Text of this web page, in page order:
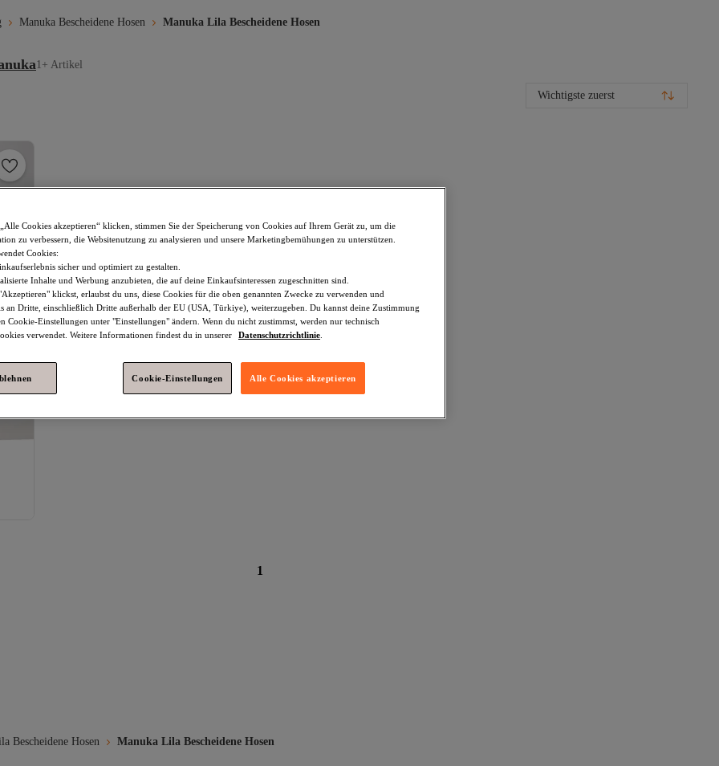
Manuka Bescheidene Hosen Manuka Lila Bescheidene Hosen
1+ Artikel
Wichtigste zuerst
1
Bescheidene Hosen Manuka Lila Bescheidene Hosen
Cookies akzeptieren“ klicken, stimmen Sie der Speicherung von Cookies auf Ihrem Gerät zu, um die
zu verbessern, die Websitenutzung zu analysieren und unsere Marketingbemühungen zu unterstützen.
Cookies:
sicher und optimiert zu gestalten.
Inhalte und Werbung anzubieten, die auf deine Einkaufsinteressen zugeschnitten sind.
klickst, erlaubst du uns, diese Cookies für die oben genannten Zwecke zu verwenden und
an Dritte, einschließlich Dritte außerhalb der EU (USA, Türkiye), weiterzugeben. Du kannst deine Zustimmung
Cookie-Einstellungen unter "Einstellungen" ändern. Wenn du nicht zustimmst, werden nur technisch
verwendet. Weitere Informationen findest du in unserer
Datenschutzrichtlinie
Cookie-Einstellungen Alle Cookies akzeptieren